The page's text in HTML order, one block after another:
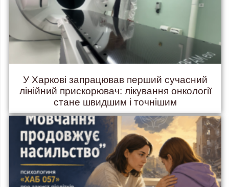
У Харкові запрацював перший сучасний
лінійний прискорювач: лікування онкології
стане швидшим і точнішим